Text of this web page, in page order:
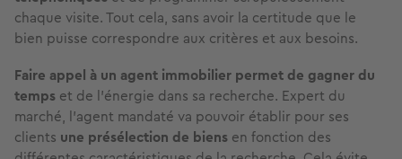
chaque visite. Tout cela, sans avoir la certitude que le
bien puisse correspondre aux critères et aux besoins.
Faire appel à un agent immobilier permet de gagner du
temps et de l’énergie dans sa recherche. Expert du
marché, l’agent mandaté va pouvoir établir pour ses
clients une présélection de biens en fonction des